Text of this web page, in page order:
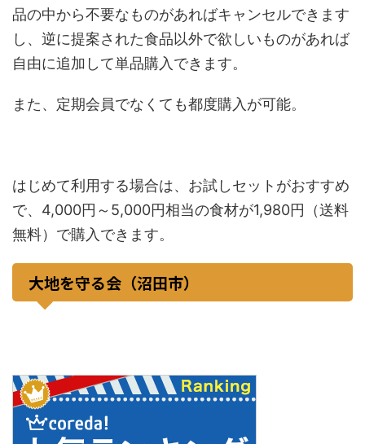
品の中から不要なものがあればキャンセルできます
し、逆に提案された食品以外で欲しいものがあれば
自由に追加して単品購入できます。
また、定期会員でなくても都度購入が可能。
はじめて利用する場合は、お試しセットがおすすめ
で、4,000円～5,000円相当の食材が1,980円（送料
無料）で購入できます。
大地を守る会（沼田市）